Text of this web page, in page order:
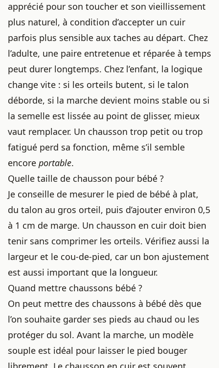
apprécié pour son toucher et son vieillissement
plus naturel, à condition d’accepter un cuir
parfois plus sensible aux taches au départ. Chez
l’adulte, une paire entretenue et réparée à temps
peut durer longtemps. Chez l’enfant, la logique
change vite : si les orteils butent, si le talon
déborde, si la marche devient moins stable ou si
la semelle est lissée au point de glisser, mieux
vaut remplacer. Un chausson trop petit ou trop
fatigué perd sa fonction, même s’il semble
encore portable.
Quelle taille de chausson pour bébé ?
Je conseille de mesurer le pied de bébé à plat,
du talon au gros orteil, puis d’ajouter environ 0,5
à 1 cm de marge. Un chausson en cuir doit bien
tenir sans comprimer les orteils. Vérifiez aussi la
largeur et le cou-de-pied, car un bon ajustement
est aussi important que la longueur.
Quand mettre chaussons bébé ?
On peut mettre des chaussons à bébé dès que
l’on souhaite garder ses pieds au chaud ou les
protéger du sol. Avant la marche, un modèle
souple est idéal pour laisser le pied bouger